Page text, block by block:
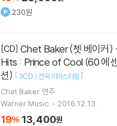
230원
[CD]
Hits : Prince of Cool (60 에
션) [ 3CD / 전곡 리마스터링 ]
Chet Baker 연주
Warner Music
2016.12.13.
19% 13,400원